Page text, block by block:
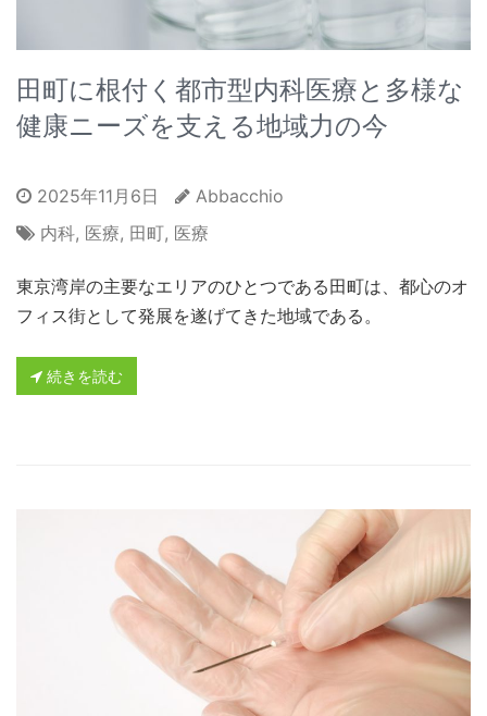
田町に根付く都市型内科医療と多様な
健康ニーズを支える地域力の今
2025年11月6日
Abbacchio
内科, 医療, 田町, 医療
東京湾岸の主要なエリアのひとつである田町は、都心のオ
フィス街として発展を遂げてきた地域である。
続きを読む